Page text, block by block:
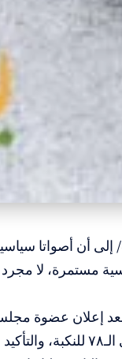
أن أصواتا
مستمرة، لا
بعد إعلان عضوة
طليب تقديم قرار في الكونغرس